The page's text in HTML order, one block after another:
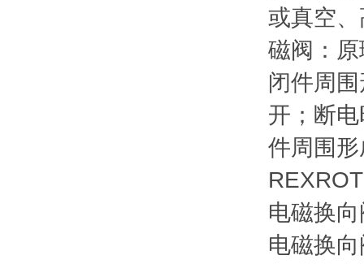
或真空
磁阀：
闭件周
开；断
件周围
电磁换
电磁换